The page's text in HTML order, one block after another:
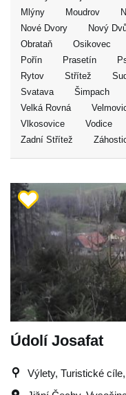
Mlýny
Moudrov
Nové Dvory
Nový
Obrataň
Osikovec
Pořín
Prasetín
Rytov
Střítež
Svatava
Šimpach
Velká Rovná
Vlkosovice
Vodice
Zadní Střítež
Údolí Josafat
Výlety, Turistické